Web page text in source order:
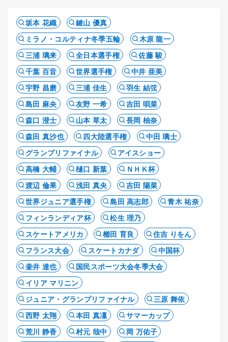
坂本 花織
鍵山 優真
ミラノ・コルティナ冬季五輪
木原 龍一
三浦 璃来
全日本選手権
佐藤 駿
千葉 百音
世界選手権
中井 亜美
宇野 昌磨
三浦 佳生
羽生 結弦
島田 麻央
友野 一希
吉田 唄菜
森口 澄士
山本 草太
長岡 柚奈
森田 真沙也
四大陸選手権
中田 璃士
グランプリファイナル
アイスショー
高橋 大輔
樋口 新葉
ＮＨＫ杯
渡辺 倫果
浅田 真央
吉田 陽菜
世界ジュニア選手権
島田 高志郎
青木 祐奈
フィンランディア杯
松生 理乃
スケートアメリカ
櫛田 育良
住吉 りをん
フランス大会
スケートカナダ
中国杯
壷井 達也
国民スポーツ大会冬季大会
イリア マリニン
ジュニア・グランプリファイナル
三原 舞依
西野 太翔
本田 真凜
サマーカップ
荒川 静香
村元 哉中
岡 万佑子